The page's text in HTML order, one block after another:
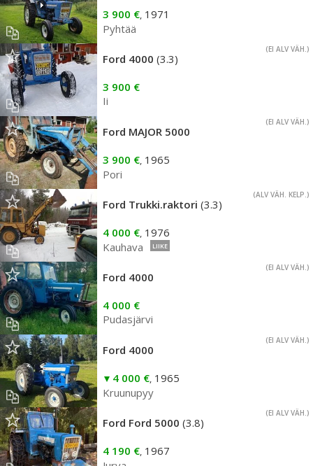
3 900 €, 1971
Pyhtää
(EI ALV VÄH.)
Ford 4000 (3.3)
3 900 €
Ii
(EI ALV VÄH.)
Ford MAJOR 5000
3 900 €, 1965
Pori
(ALV VÄH. KELP.)
Ford Trukki.raktori (3.3)
4 000 €, 1976
Kauhava
LIIKE
(EI ALV VÄH.)
Ford 4000
4 000 €
Pudasjärvi
(EI ALV VÄH.)
Ford 4000
4 000 €, 1965
Kruunupyy
(EI ALV VÄH.)
Ford Ford 5000 (3.8)
4 190 €, 1967